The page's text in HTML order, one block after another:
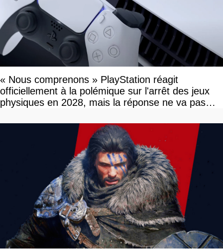
« Nous comprenons » PlayStation réagit
officiellement à la polémique sur l'arrêt des jeux
physiques en 2028, mais la réponse ne va pas